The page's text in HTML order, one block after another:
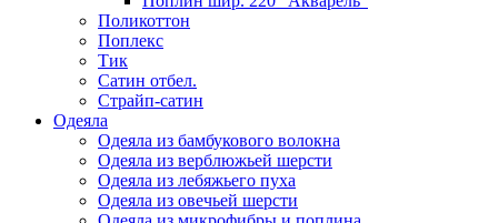
Поликоттон
Поплекс
Тик
Сатин отбел.
Страйп-сатин
Одеяла
Одеяла из бамбукового волокна
Одеяла из верблюжьей шерсти
Одеяла из лебяжьего пуха
Одеяла из овечьей шерсти